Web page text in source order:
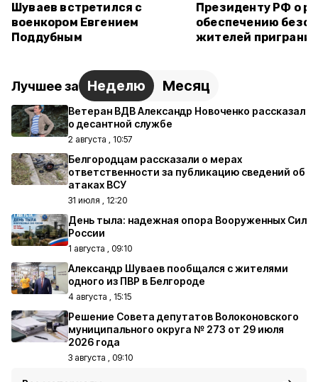
Шуваев встретился с
военкором Евгением
Поддубным
Президенту РФ о
обеспечению
жителей
Лучшее за Неделю Месяц
Ветеран ВДВ Александр Новоченко рассказал
о десантной службе
2 августа , 10:57
Белгородцам рассказали о мерах
ответственности за публикацию сведений об
атаках ВСУ
31 июля , 12:20
День тыла: надежная опора Вооруженных Сил
России
1 августа , 09:10
Александр Шуваев пообщался с жителями
одного из ПВР в Белгороде
4 августа , 15:15
Решение Совета депутатов Волоконовского
муниципального округа № 273 от 29 июля
2026 года
3 августа , 09:10